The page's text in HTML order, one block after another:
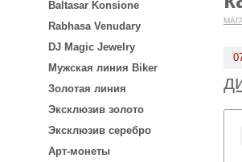
Baltasar Konsione
Rabhasa Venudary
DJ Magic Jewelry
Мужская линия Biker
Золотая линия
Эксклюзив золото
Эксклюзив серебро
Арт-монеты